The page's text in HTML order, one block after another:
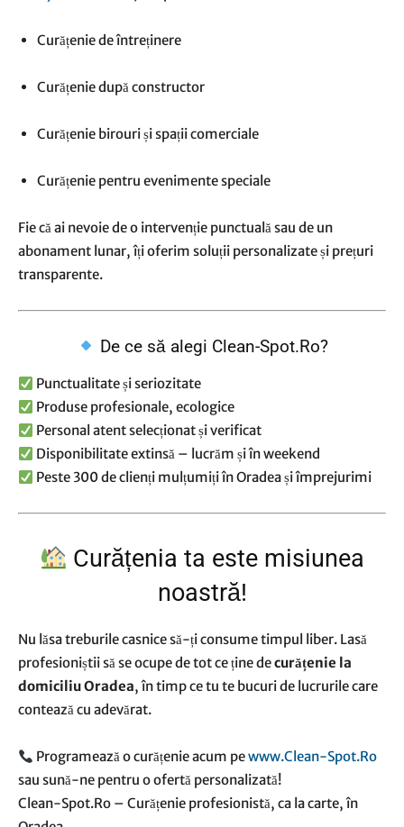
Curățenie de întreținere
Curățenie după constructor
Curățenie birouri și spații comerciale
Curățenie pentru evenimente speciale
Fie că ai nevoie de o intervenție punctuală sau de un
abonament lunar, îți oferim soluții personalizate și prețuri
transparente.
De ce să alegi Clean-Spot.Ro?
Punctualitate și seriozitate
Produse profesionale, ecologice
Personal atent selecționat și verificat
Disponibilitate extinsă – lucrăm și în weekend
Peste 300 de clienți mulțumiți în Oradea și împrejurimi
Curățenia ta este misiunea
noastră!
Nu lăsa treburile casnice să-ți consume timpul liber. Lasă
profesioniștii să se ocupe de tot ce ține decurățenie la
domiciliu Oradea, în timp ce tu te bucuri de lucrurile care
contează cu adevărat.
Programează o curățenie acum pewww.Clean-Spot.Ro
sau sună-ne pentru o ofertă personalizată!
Clean-Spot.Ro – Curățenie profesionistă, ca la carte, în